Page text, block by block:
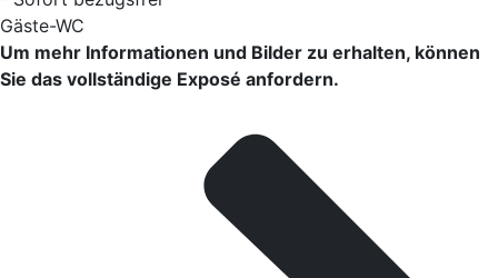
Gäste-WC
Um mehr Informationen und Bilder zu erhalten, können
Sie das vollständige Exposé anfordern.